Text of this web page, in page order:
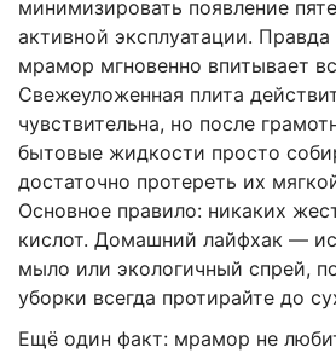
минимизировать появление
активной эксплуатации.
мрамор мгновенно впитывает
Свежеуложенная плита
чувствительна, но после
бытовые жидкости просто
достаточно протереть их
Основное правило: никаких
кислот. Домашний лайфхак —
мыло или экологичный спрей,
уборки всегда протирайте до
Ещё один факт: мрамор не